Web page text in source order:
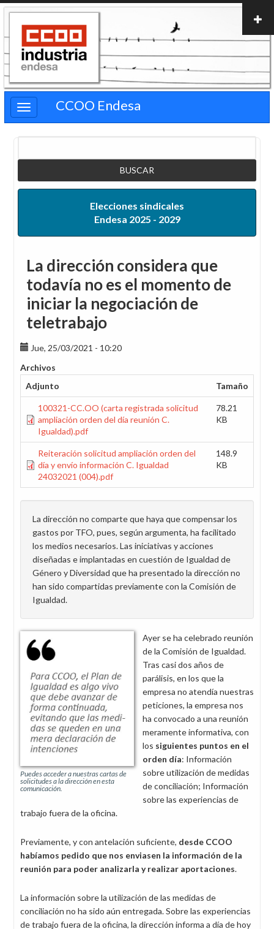
Pasar
contenido
principal
CCOO Endesa
Elecciones sindicales
Endesa 2025 - 2029
La dirección considera que
todavía no es el momento de
iniciar la negociación de
teletrabajo
Jue, 25/03/2021 - 10:20
Archivos
Adjunto
Tamaño
100321-CC.OO (carta registrada solicitud
ampliación orden del día reunión C.
Igualdad).pdf
78.21
KB
Reiteración solicitud ampliación orden del
día y envío información C. Igualdad
24032021 (004).pdf
148.9
KB
La dirección no comparte que haya que compensar los
gastos por TFO, pues, según argumenta, ha facilitado
los medios necesarios. Las iniciativas y acciones
diseñadas e implantadas en cuestión de Igualdad de
Género y Diversidad que ha presentado la dirección no
han sido compartidas previamente con la Comisión de
Igualdad.
Puedes acceder a nuestras cartas de
solicitudes a la dirección en esta
comunicación.
Ayer se ha celebrado reunión
de la Comisión de Igualdad.
Tras casi dos años de
parálisis, en los que la
empresa no atendía nuestras
peticiones, la empresa nos
ha convocado a una reunión
meramente informativa, con
los siguientes puntos en el
orden día: Información
sobre utilización de medidas
de conciliación; Información
sobre las experiencias de
trabajo fuera de la oficina.
Previamente, y con antelación suficiente, desde CCOO
habíamos pedido que nos enviasen la información de la
reunión para poder analizarla y realizar aportaciones.
La información sobre la utilización de las medidas de
conciliación no ha sido aún entregada. Sobre las experiencias
de trabajo fuera de la oficina, la dirección informa a día de hoy